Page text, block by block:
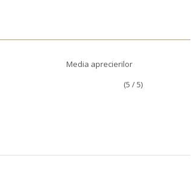
Media aprecierilor
(5 / 5)